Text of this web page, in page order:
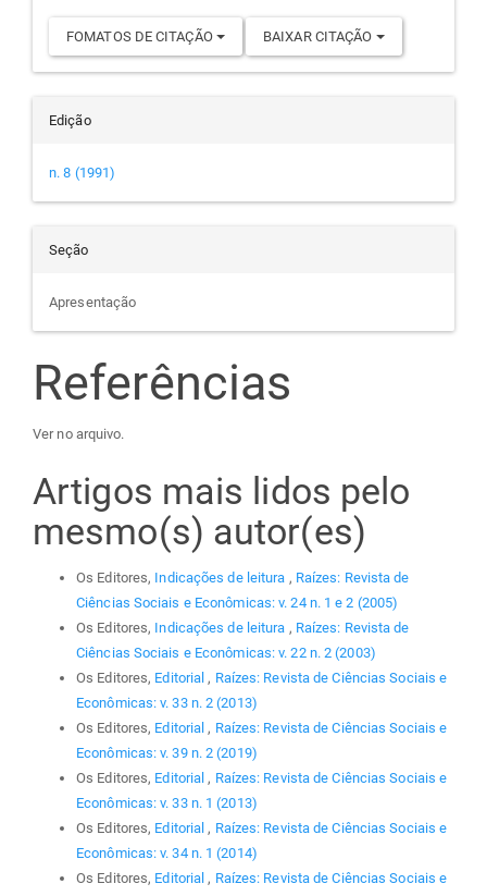
FOMATOS DE CITAÇÃO BAIXAR CITAÇÃO
Edição
n. 8 (1991)
Seção
Apresentação
Referências
Ver no arquivo.
Artigos mais lidos pelo
mesmo(s) autor(es)
Os Editores, Indicações de leitura , Raízes: Revista de
Ciências Sociais e Econômicas: v. 24 n. 1 e 2 (2005)
Os Editores, Indicações de leitura , Raízes: Revista de
Ciências Sociais e Econômicas: v. 22 n. 2 (2003)
Os Editores, Editorial , Raízes: Revista de Ciências Sociais e
Econômicas: v. 33 n. 2 (2013)
Os Editores, Editorial , Raízes: Revista de Ciências Sociais e
Econômicas: v. 39 n. 2 (2019)
Os Editores, Editorial , Raízes: Revista de Ciências Sociais e
Econômicas: v. 33 n. 1 (2013)
Os Editores, Editorial , Raízes: Revista de Ciências Sociais e
Econômicas: v. 34 n. 1 (2014)
Os Editores, Editorial , Raízes: Revista de Ciências Sociais e